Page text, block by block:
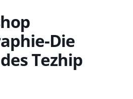
Die
Tezhip